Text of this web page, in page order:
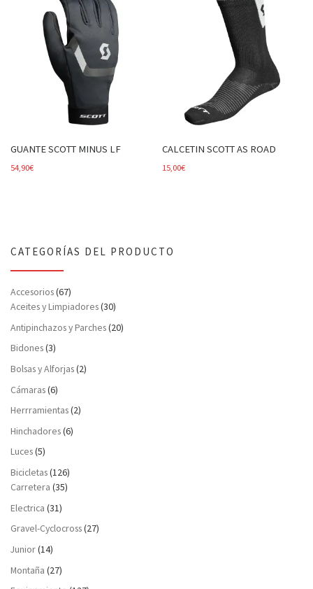
GUANTE SCOTT MINUS LF
54,90€
CALCETIN SCOTT AS ROAD
15,00€
CATEGORÍAS DEL PRODUCTO
Accesorios(67)
Aceites y Limpiadores(30)
Antipinchazos y Parches(20)
Bidones(3)
Bolsas y Alforjas(2)
Cámaras(6)
Herrramientas(2)
Hinchadores(6)
Luces(5)
Bicicletas(126)
Carretera (35)
Electrica (31)
Gravel-Cyclocross(27)
Junior(14)
Montaña (27)